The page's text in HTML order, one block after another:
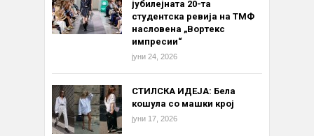
јубилејната 20-та
студентска ревија на ТМФ
насловена „Вортекс
импресии“
јуни 24, 2026
СТИЛСКА ИДЕЈА: Бела
кошула со машки крој
јуни 17, 2026